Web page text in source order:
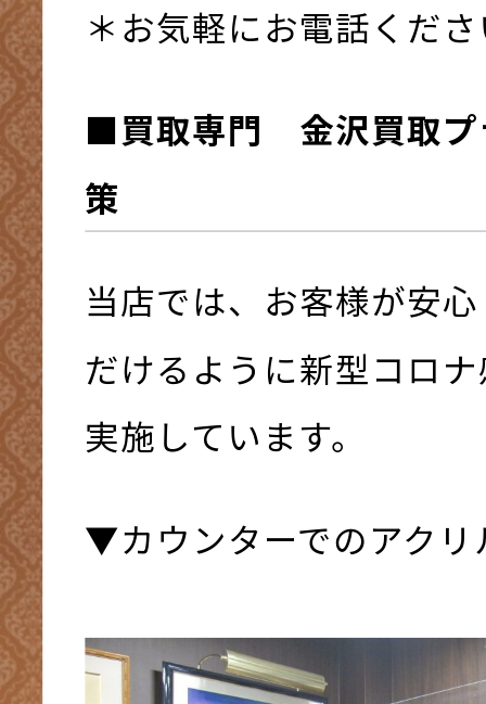
＊お気軽にお電話くだ
■買取専門 金沢買取プ
策
当店では、お客様が安
だけるように新型コロ
実施しています。
▼カウンターでのアクリ